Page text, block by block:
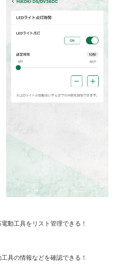
動工具をリスト管理できる！
具の情報などを確認できる！